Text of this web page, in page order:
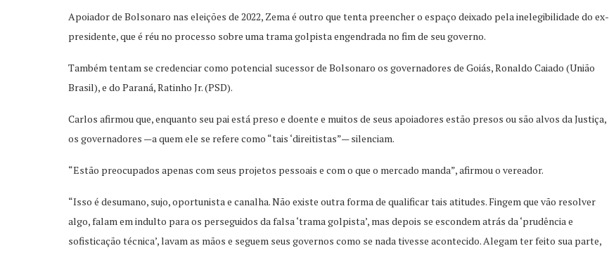
Apoiador de Bolsonaro nas eleições de 2022, Zema é outro que tenta preencher o espaço deixado pela inelegibilidade do ex-
presidente, que é réu no processo sobre uma trama golpista engendrada no fim de seu governo.
Também tentam se credenciar como potencial sucessor de Bolsonaro os governadores de Goiás, Ronaldo Caiado (União
Brasil), e do Paraná, Ratinho Jr. (PSD).
Carlos afirmou que, enquanto seu pai está preso e doente e muitos de seus apoiadores estão presos ou são alvos da Justiça,
os governadores —a quem ele se refere como “tais ‘direitistas”— silenciam.
“Estão preocupados apenas com seus projetos pessoais e com o que o mercado manda”, afirmou o vereador.
“Isso é desumano, sujo, oportunista e canalha. Não existe outra forma de qualificar tais atitudes. Fingem que vão resolver
algo, falam em indulto para os perseguidos da falsa ‘trama golpista’, mas depois se escondem atrás da ‘prudência e
sofisticação técnica’, lavam as mãos e seguem seus governos como se nada tivesse acontecido. Alegam ter feito sua parte,